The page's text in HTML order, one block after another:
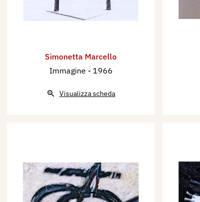
Simonetta Marcello
Immagine - 1966
Visualizza scheda